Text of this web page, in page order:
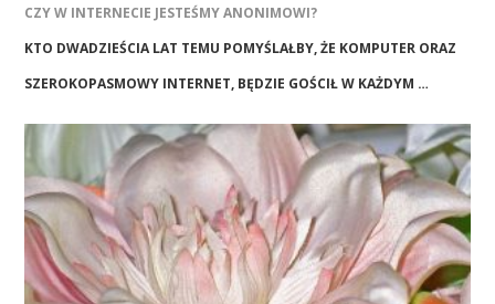
CZY W INTERNECIE JESTEŚMY ANONIMOWI?
KTO DWADZIEŚCIA LAT TEMU POMYŚLAŁBY, ŻE KOMPUTER ORAZ
SZEROKOPASMOWY INTERNET, BĘDZIE GOŚCIŁ W KAŻDYM …